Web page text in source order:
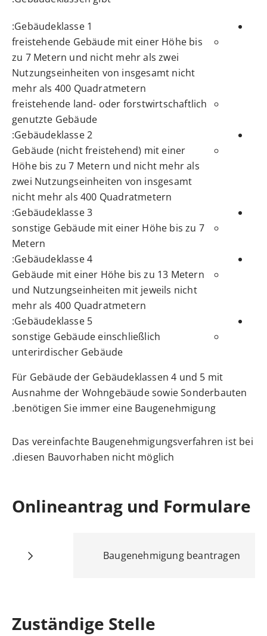
Gebäudeklasse 1:
freistehende Gebäude mit einer Höhe bis
zu 7 Metern und nicht mehr als zwei
Nutzungseinheiten von insgesamt nicht
mehr als 400 Quadratmetern
freistehende land- oder forstwirtschaftlich
genutzte Gebäude
Gebäudeklasse 2:
Gebäude (nicht freistehend) mit einer
Höhe bis zu 7 Metern und nicht mehr als
zwei Nutzungseinheiten von insgesamt
nicht mehr als 400 Quadratmetern
Gebäudeklasse 3:
sonstige Gebäude mit einer Höhe bis zu 7
Metern
Gebäudeklasse 4:
Gebäude mit einer Höhe bis zu 13 Metern
und Nutzungseinheiten mit jeweils nicht
mehr als 400 Quadratmetern
Gebäudeklasse 5:
sonstige Gebäude einschließlich
unterirdischer Gebäude
Für Gebäude der Gebäudeklassen 4 und 5 mit
Ausnahme der Wohngebäude sowie Sonderbauten
benötigen Sie immer eine Baugenehmigung.
Das vereinfachte Baugenehmigungsverfahren ist bei
diesen Bauvorhaben nicht möglich.
Onlineantrag und Formulare
Baugenehmigung beantragen
Zuständige Stelle